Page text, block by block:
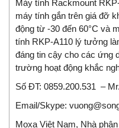
Máy tính Rackmount
máy tính gắn trên giá đỡ
động từ -30 đến 60°C và
tính RKP-A110 lý tưởng
đáng tin cậy cho các ứng
trường hoạt động khắc
Số ĐT: 0859.200.531 –
Email/Skype:
Moxa Việt Nam, Nhà